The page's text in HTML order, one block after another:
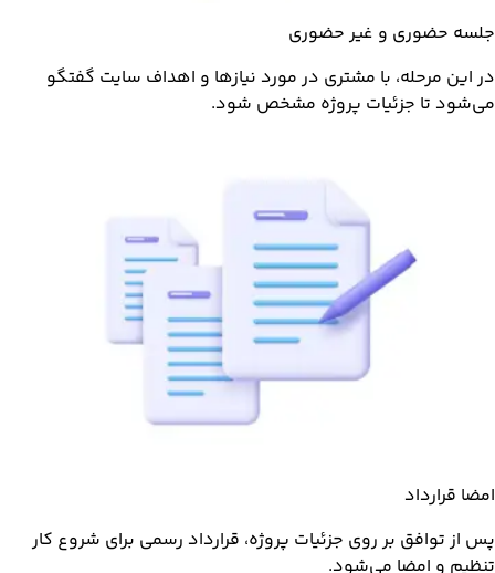
جلسه حضوری و غیر حضوری
در این مرحله، با مشتری در مورد نیازها و اهداف سایت گفتگو
می‌شود تا جزئیات پروژه مشخص شود.
امضا قرارداد
پس از توافق بر روی جزئیات پروژه، قرارداد رسمی برای شروع کار
تنظیم و امضا می‌شود.